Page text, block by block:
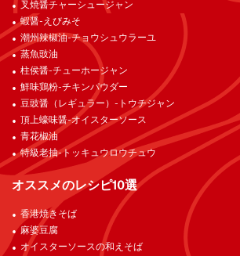
叉焼醤チャーシュージャン
蝦醤-えびみそ
潮州辣椒油-チョウシュウラーユ
蒸魚豉油
柱侯醤-チューホージャン
鮮味鶏粉-チキンパウダー
豆豉醤（レギュラー）-トウチジャン
頂上蠔味醤-オイスターソース
青花椒油
特級老抽-トッキュウロウチュウ
オススメのレシピ10選
香港焼きそば
麻婆豆腐
オイスターソースの和えそば